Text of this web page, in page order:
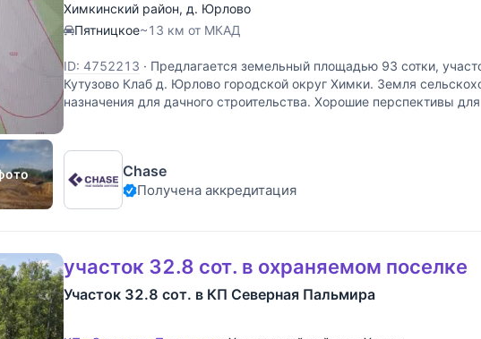
Химкинский район, д. Юрлово
Пятницкое~13 км от МКАД
ID: 4752213 · Предлагается земельный площадью 93 сотки,
Кутузово Клаб д. Юрлово городской округ Химки. Земля
назначения для дачного строительства. Хорошие перспективы
Chase
Получена аккредитация
участок 32.8 сот. в охраняемом поселке
Участок 32.8 сот. в КП Северная Пальмира